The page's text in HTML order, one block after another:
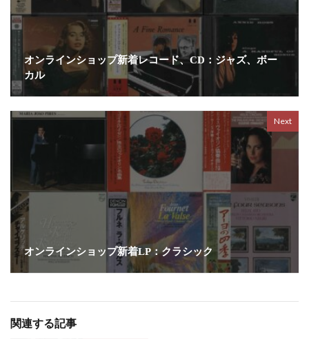
オンラインショップ新着レコード、CD：ジャズ、ボー
カル
Next
オンラインショップ新着LP：クラシック
関連する記事